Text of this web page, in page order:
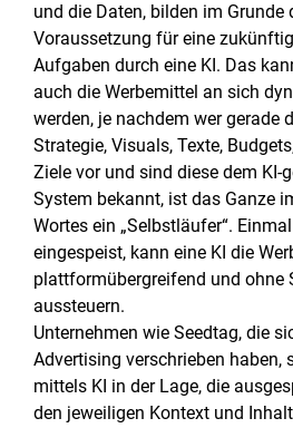
und die Daten, bilden im Grunde
Voraussetzung für eine
Aufgaben durch eine KI. Das
auch die Werbemittel an sich
werden, je nachdem wer gerade
Strategie, Visuals, Texte,
Ziele vor und sind diese dem KI-
System bekannt, ist das Ganze
Wortes ein „Selbstläufer“.
eingespeist, kann eine KI die
plattformübergreifend und ohne
aussteuern.
Unternehmen wie Seedtag, die
Advertising verschrieben haben,
mittels KI in der Lage, die
den jeweiligen Kontext und